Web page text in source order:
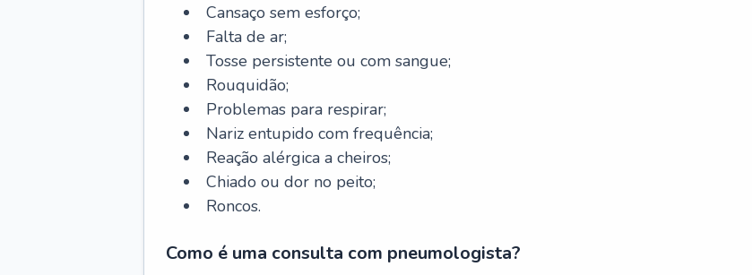
Cansaço sem esforço;
Falta de ar;
Tosse persistente ou com sangue;
Rouquidão;
Problemas para respirar;
Nariz entupido com frequência;
Reação alérgica a cheiros;
Chiado ou dor no peito;
Roncos.
Como é uma consulta com pneumologista?